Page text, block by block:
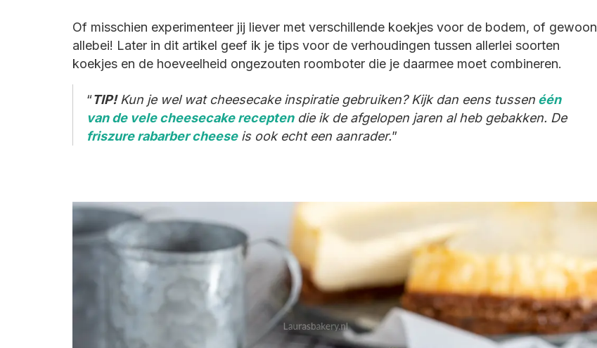
Of misschien experimenteer jij liever met verschillende koekjes voor de bodem, of gewoon
allebei! Later in dit artikel geef ik je tips voor de verhoudingen tussen allerlei soorten
koekjes en de hoeveelheid ongezouten roomboter die je daarmee moet combineren.
TIP!Kun je wel wat cheesecake inspiratie gebruiken? Kijk dan eens tussen één
van de vele cheesecake receptendie ik de afgelopen jaren al heb gebakken. De
friszure rabarber cheeseis ook echt een aanrader.